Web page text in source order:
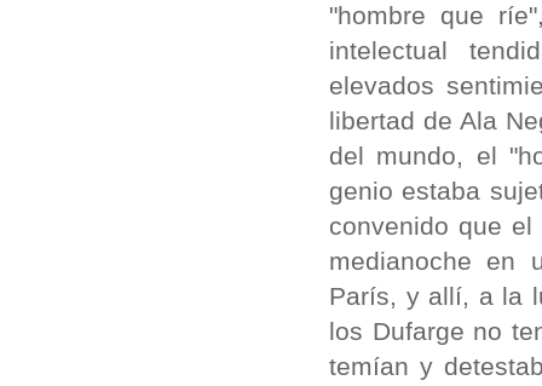
"hombre que
intelectual
elevados
libertad de Ala
del mundo, el
genio estaba
convenido que
medianoche en
París, y allí, a la
los Dufarge no
temían y